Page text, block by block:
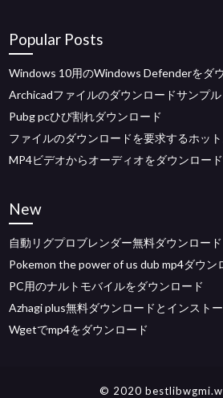
Popular Posts
Windows 10用のWindows Defenderをダ
Archicadファイルのダウンロードサンプル
Pubg pcひび割れダウンロード
ファイルのダウンロードを要求するホッ
MP4ビデオからオーディオをダウンロー
New
自動リグプロブレンダー無料ダウンロード
Pokemon the power of us dub mp4ダウン
PC用のナルトモバイルをダウンロード
Azhagi plus無料ダウンロードとインスト
Wgetでmp4をダウンロード
© 2020